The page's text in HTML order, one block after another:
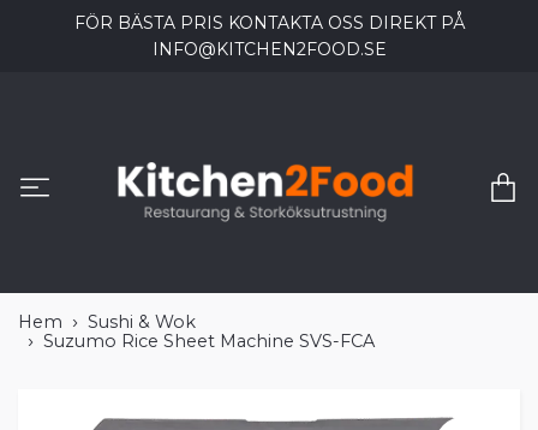
FÖR BÄSTA PRIS KONTAKTA OSS DIREKT PÅ
INFO@KITCHEN2FOOD.SE
Hem
Sushi & Wok
Suzumo Rice Sheet Machine SVS-FCA